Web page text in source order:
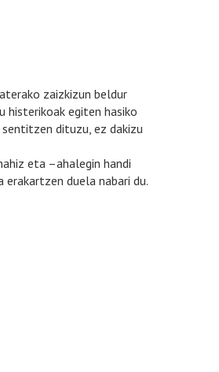
zaizkizun beldur
histerikoak egiten hasiko
dituzu, ez dakizu
eta –ahalegin handi
duela nabari du.